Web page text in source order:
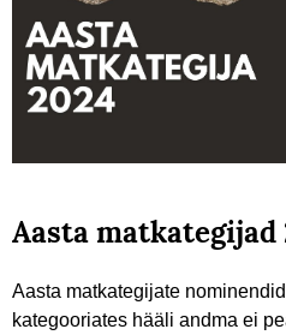
Aasta matkategijad
Aasta matkategijate
kategooriates hääli andma ei